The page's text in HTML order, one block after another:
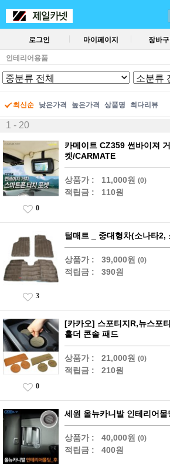
로그인 마이페이지 장바
인테리어용품
최신순 낮은가격 높은가격 상품명 최다리뷰
1 - 20
카메이트 CZ359 썬바이져
켓/CARMATE
상품가 : 11,000원 (0)
적립금 : 110원
0
털매트 _ 중대형차(소나타2,
상품가 : 39,000원 (0)
적립금 : 390원
3
[카카오] 스포티지R,뉴스포
홀더 콘솔 패드
상품가 : 21,000원 (0)
적립금 : 210원
0
세원 올뉴카니발 인테리어몰
상품가 : 40,000원 (0)
적립금 : 400원